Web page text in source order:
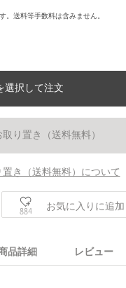
送料等手数料は含みません。
選択して注文
り置き（送料無料）
き（送料無料）について
884 お気に入りに追加
品詳細 レビュー